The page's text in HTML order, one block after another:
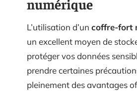
numérique
L’utilisation d’un coffre-fort
un excellent moyen de
protéger vos données
prendre certaines
pleinement des avantages